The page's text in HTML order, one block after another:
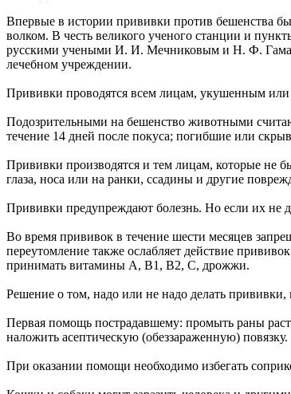
Впервые в истории прививки против бешенства
волком. В честь великого ученого станции и
русскими учеными И. И. Мечниковым и Н. Ф.
лечебном учреждении.
Прививки проводятся всем лицам, укушенным
Подозрительными на бешенство животными
течение 14 дней после покуса; погибшие или
Прививки производятся и тем лицам, которые не
глаза, носа или на ранки, ссадины и другие
Прививки предупреждают болезнь. Но если их не
Во время прививок в течение шести месяцев
переутомление также ослабляет действие
принимать витамины А, В1, В2, С, дрожжи.
Решение о том, надо или не надо делать
Первая помощь пострадавшему: промыть раны
наложить асептическую (обеззараженную) повязку.
При оказании помощи необходимо избегать